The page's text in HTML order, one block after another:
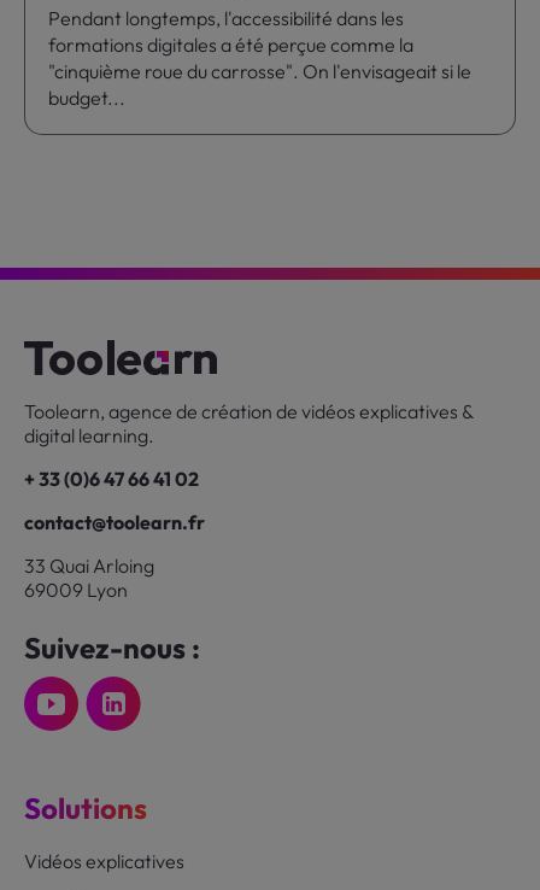
Pendant longtemps, l'accessibilité dans les
formations digitales a été perçue comme la
"cinquième roue du carrosse". On l'envisageait si le
budget...
Toolearn, agence de création de vidéos explicatives &
digital learning.
+ 33 (0)6 47 66 41 02
contact@toolearn.fr
33 Quai Arloing
69009 Lyon
Suivez-nous :
Solutions
Vidéos explicatives